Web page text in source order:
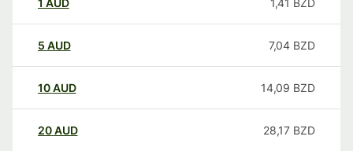
1 AUD 1,41 BZD
5 AUD 7,04 BZD
10AUD 14,09 BZD
20AUD 28,17 BZD